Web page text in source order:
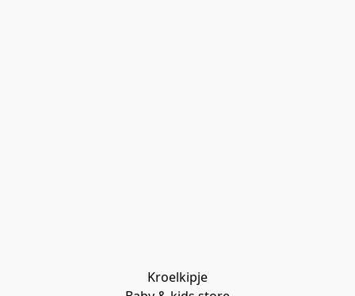
Kroelkipje